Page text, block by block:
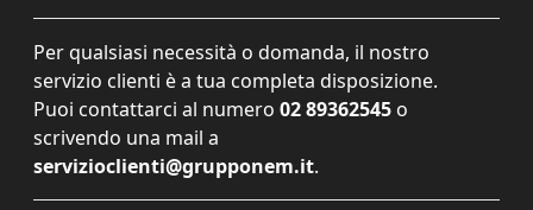
Per qualsiasi necessità o domanda, il nostro
servizio clienti è a tua completa disposizione.
Puoi contattarci al numero 02 89362545 o
scrivendo una mail a
servizioclienti@grupponem.it.